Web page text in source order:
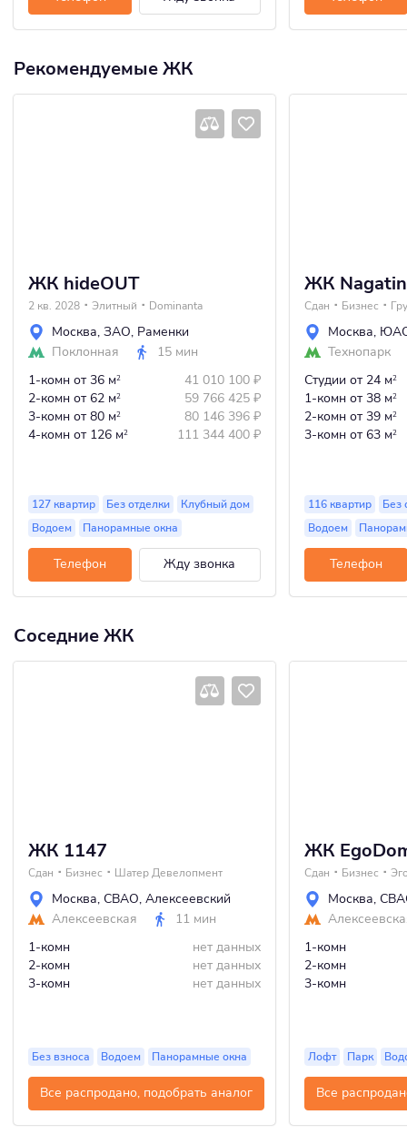
Рекомендуемые ЖК
ЖК hideOUT
2 кв. 2028 Элитный Dominanta
Москва, ЗАО, Раменки
Поклонная
15 мин
1-комн от 36 м2 41 010 100 ₽
2-комн от 62 м2 59 766 425 ₽
3-комн от 80 м2 80 146 396 ₽
4-комн от 126 м2 111 344 400 ₽
127 квартир Без отделки
Клубный дом
Водоем
Панорамные окна
Телефон Жду звонка
ЖК
Сдан Бизнес
Москва,
Технопарк
Студии от 24 м2
1-комн от 38 м2
2-комн от 39 м2
3-комн от 63 м2
116 квартир
Без
Водоем
Телефон
Соседние ЖК
ЖК 1147
Сдан Бизнес Шатер Девелопмент
Москва, СВАО, Алексеевский
Алексеевская
11 мин
1-комн
нет данных
2-комн
нет данных
3-комн
нет данных
Без взноса Водоем Панорамные окна
Все распродано, подобрать аналог
ЖК
Сдан Бизнес
Москва,
1-комн
2-комн
3-комн
Лофт Парк
Все